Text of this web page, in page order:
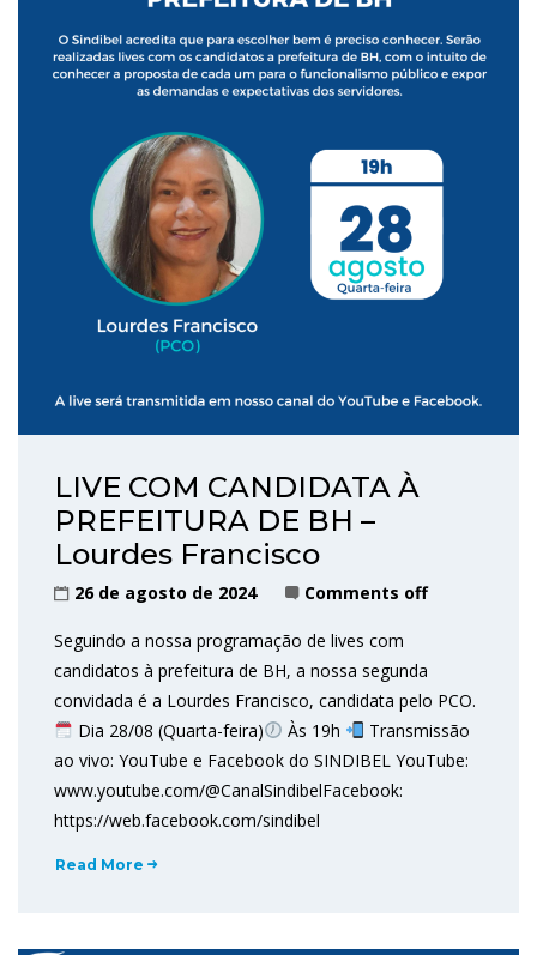
LIVE COM CANDIDATA À
PREFEITURA DE BH –
Lourdes Francisco
26 de agosto de 2024 Comments off
Seguindo a nossa programação de lives com
candidatos à prefeitura de BH, a nossa segunda
convidada é a Lourdes Francisco, candidata pelo PCO.
Dia 28/08 (Quarta-feira)
Às 19h
Transmissão
ao vivo: YouTube e Facebook do SINDIBEL YouTube:
www.youtube.com/@CanalSindibelFacebook:
https://web.facebook.com/sindibel
Read More